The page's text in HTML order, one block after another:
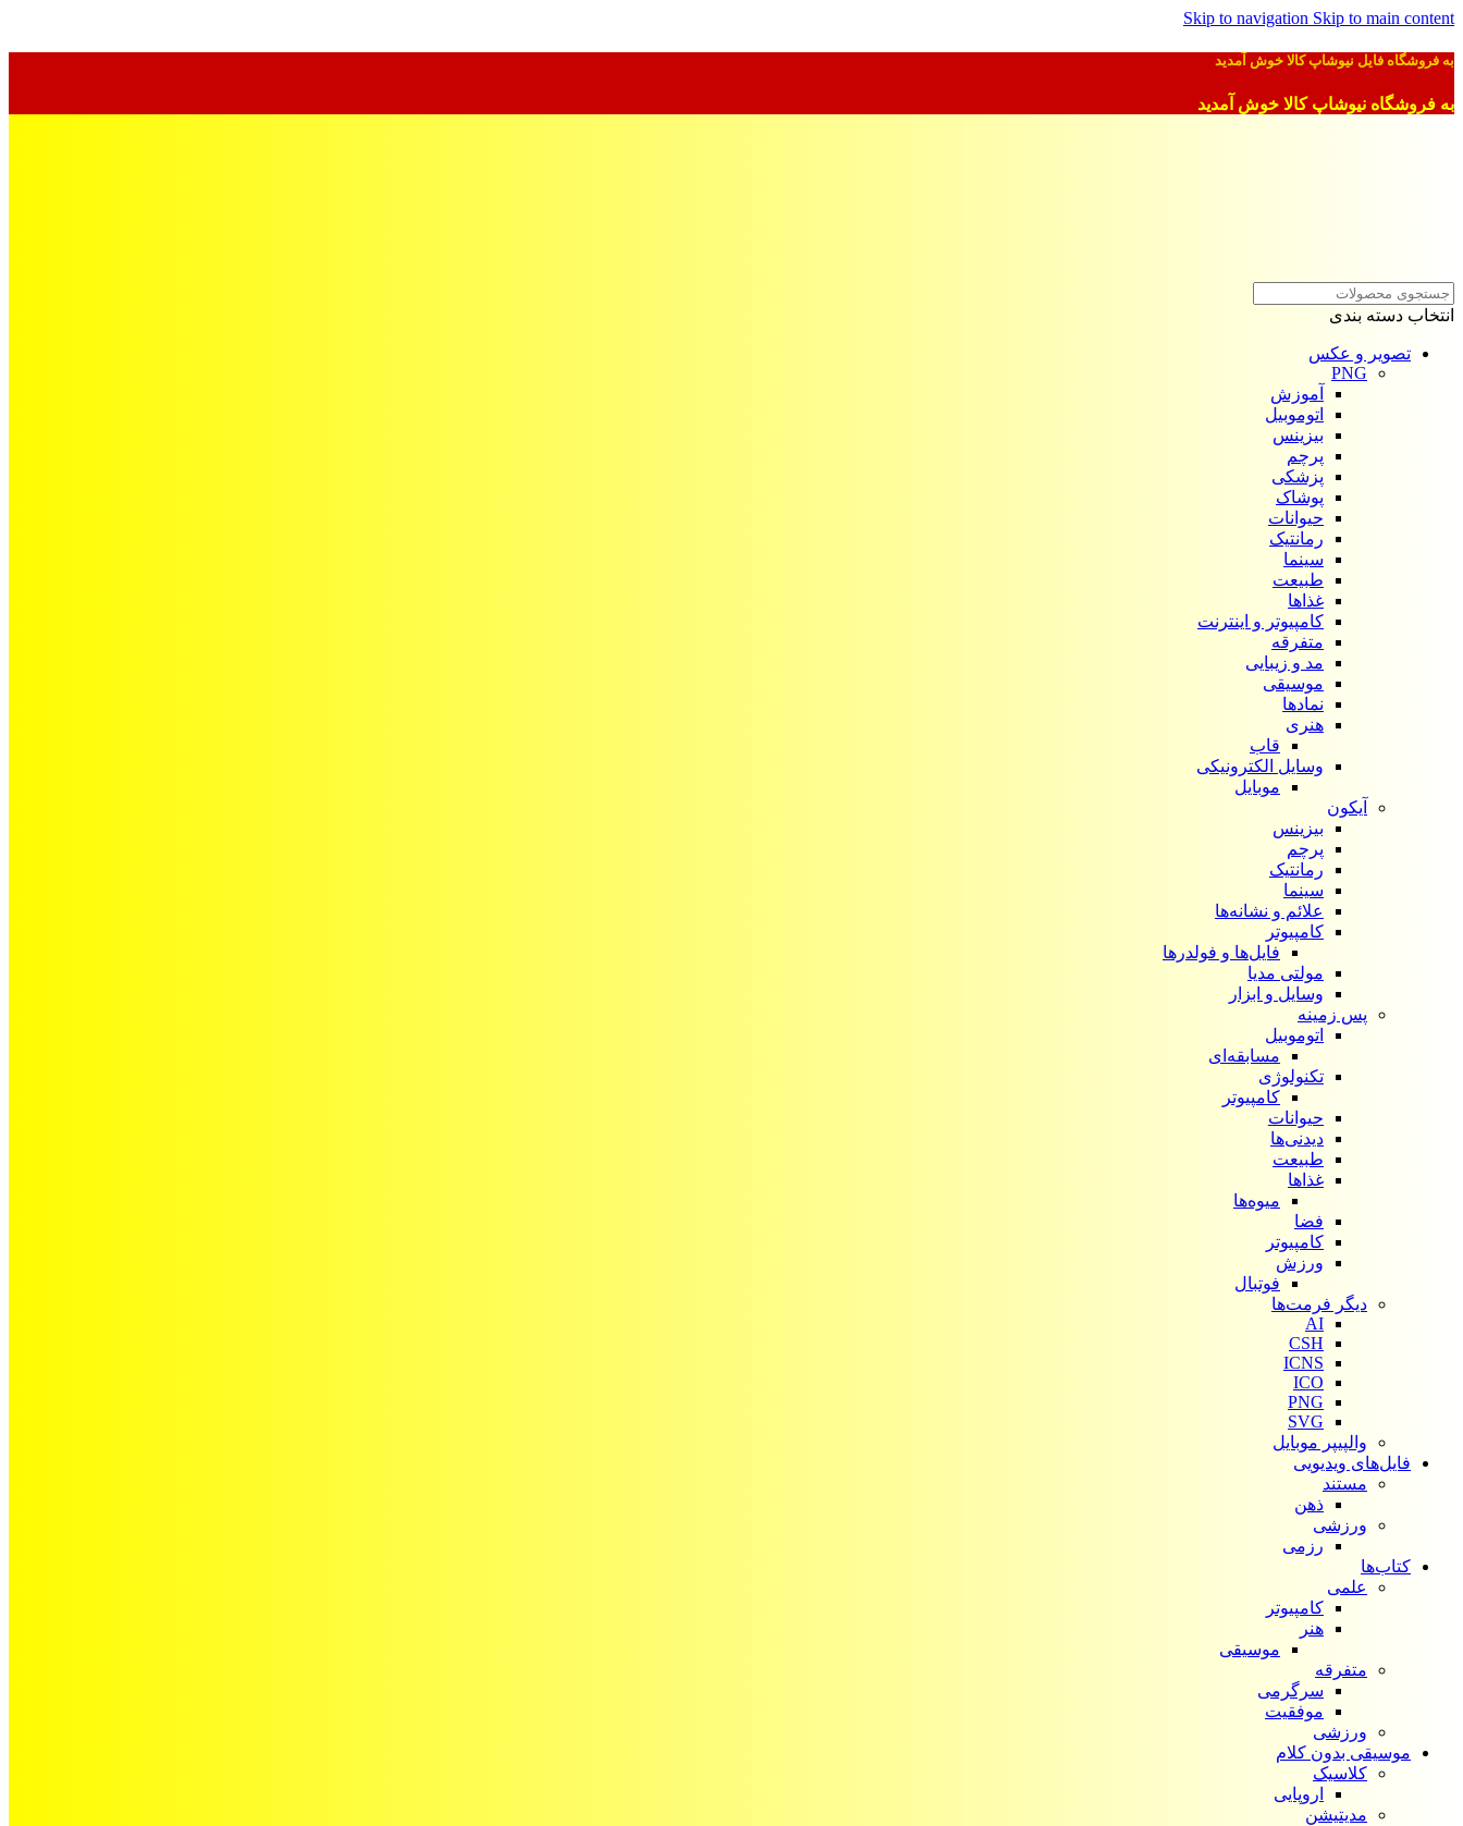
Skip to navigation Skip to main content
به فروشگاه فایل نیوشاپ کالا خوش آمدید
به فروشگاه نیوشاپ کالا خوش آمدید
انتخاب دسته بندی
تصویر و عکس
PNG
آموزش
اتوموبیل
بیزینس
پرچم
پزشکی
پوشاک
حیوانات
رمانتیک
سینما
طبیعت
غذاها
کامپیوتر و اینترنت
متفرقه
مد و زیبایی
موسیقی
نمادها
هنری
قاب
وسایل الکترونیکی
موبایل
آیکون‌
بیزینس
پرچم
رمانتیک
سینما
علائم و نشانه‌ها
کامپیوتر
فایل‌ها و فولدرها
مولتی مدیا
وسایل و ابزار
پس زمینه
اتوموبیل
مسابقه‌ای
تکنولوژی
کامپیوتر
حیوانات
دیدنی‌ها
طبیعت
غذاها
میوه‌ها
فضا
کامپیوتر
ورزش
فوتبال
دیگر فرمت‌ها
AI
CSH
ICNS
ICO
PNG
SVG
والپیپر موبایل
فایل‌های ویدیویی
مستند
ذهن
ورزشی
رزمی
کتاب‌ها
علمی
کامپیوتر
هنر
موسیقی
متفرقه
سرگرمی
موفقیت
ورزشی
موسیقی بدون کلام
کلاسیک
اروپایی
مدیتیشن